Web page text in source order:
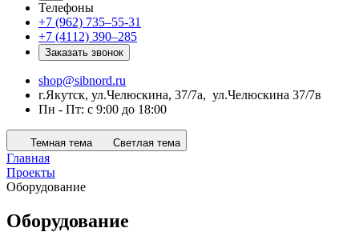
Телефоны
+7 (962) 735‒55-31
+7 (4112) 390‒285
Заказать звонок
shop@sibnord.ru
​г.Якутск, ул.Челюскина, 37/7а, ул.Челюскина 37/7в
Пн - Пт: с 9:00 до 18:00
Темная тема Светлая тема
Главная
Проекты
Оборудование
Оборудование